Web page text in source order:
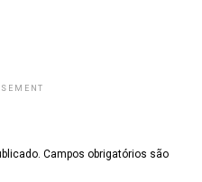
Campos obrigatórios são